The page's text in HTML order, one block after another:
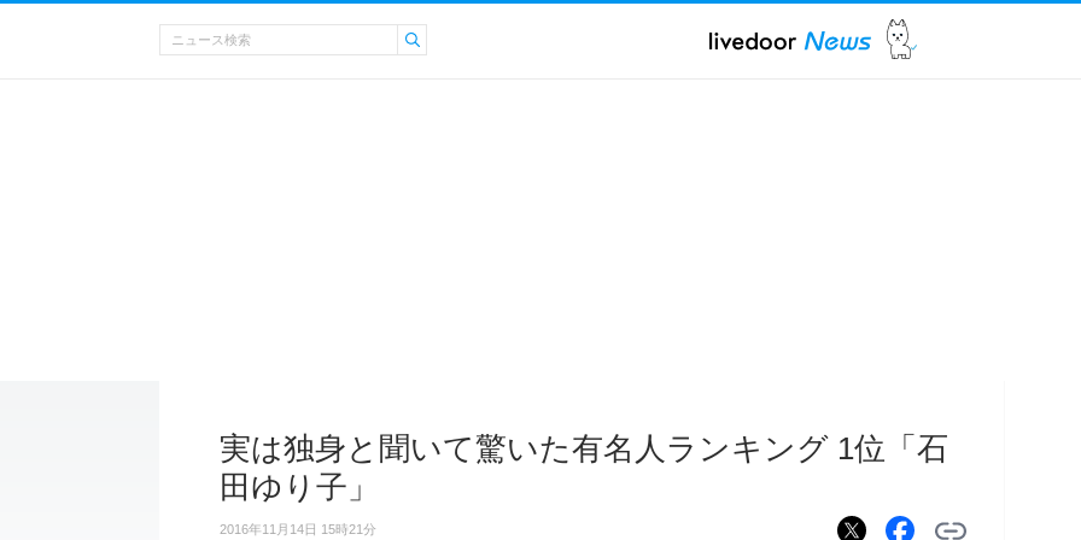
実は独身と聞いて驚いた有名人ランキング 1位「石
田ゆり子」
2016年11月14日 15時21分